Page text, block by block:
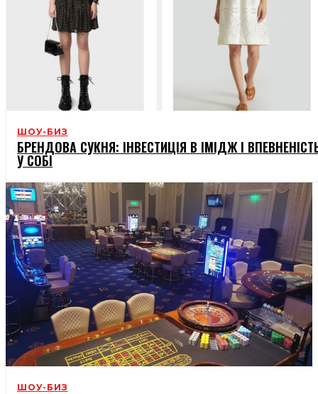
ШОУ-БИЗ
БРЕНДОВА СУКНЯ: ІНВЕСТИЦІЯ В ІМІДЖ І
У СОБІ
ШОУ-БИЗ